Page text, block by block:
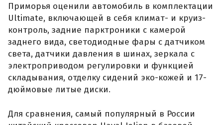
Приморья оценили автомобиль в комплектации
Ultimate, включающей в себя климат- и круиз-
контроль, задние парктроники с камерой
заднего вида, светодиодные фары с датчиком
света, датчики давления в шинах, зеркала с
электроприводом регулировки и функцией
складывания, отделку сидений эко-кожей и 17-
дюймовые литые диски.
Для сравнения, самый популярный в России